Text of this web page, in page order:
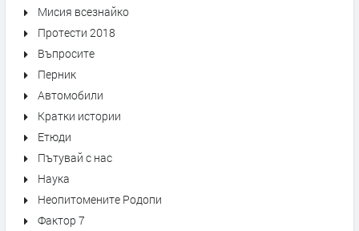
Мисия всезнайко
Протести 2018
Въпросите
Перник
Автомобили
Кратки истории
Етюди
Пътувай с нас
Наука
Неопитомените Родопи
Фактор 7